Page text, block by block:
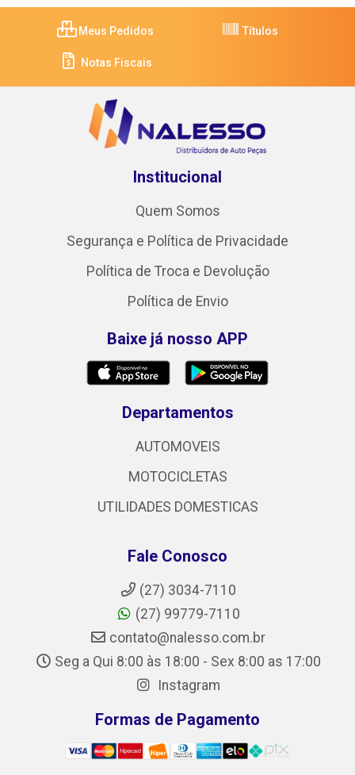
Meus Pedidos Títulos
Notas Fiscais
Institucional
Quem Somos
Segurança e Política de Privacidade
Política de Troca e Devolução
Política de Envio
Baixe já nosso APP
Departamentos
AUTOMOVEIS
MOTOCICLETAS
UTILIDADES DOMESTICAS
Fale Conosco
(27) 3034-7110
(27) 99779-7110
contato@nalesso.com.br
Seg a Qui 8:00 às 18:00 - Sex 8:00 as 17:00
Instagram
Formas de Pagamento